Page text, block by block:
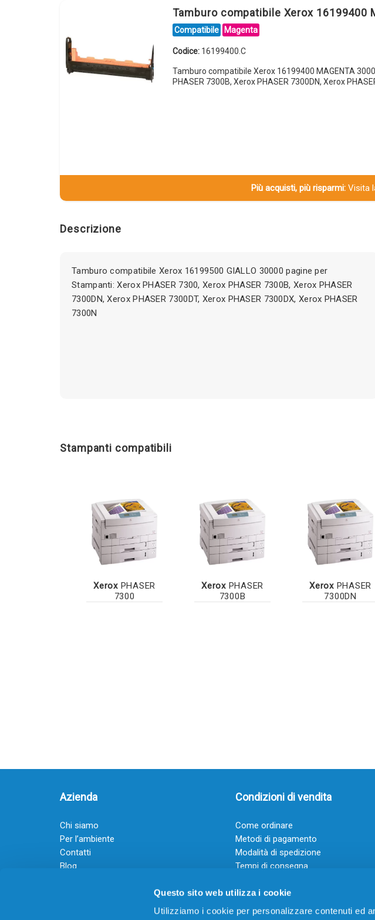
Questo sito web utilizza i cookie
Utilizziamo i cookie per personalizzare contenuti ed
Tamburo compatibile Xerox 16199400
Compatibile Magenta
Codice: 16199400.C
Tamburo compatibile Xerox 16199400 MAGENTA
PHASER 7300B, Xerox PHASER 7300DN, Xerox
Più acquisti, più risparmi:Visita
Descrizione
Tamburo compatibile Xerox 16199500 GIALLO 30000 pagine per
Stampanti: Xerox PHASER 7300, Xerox PHASER 7300B, Xerox PHASER
7300DN, Xerox PHASER 7300DT, Xerox PHASER 7300DX, Xerox PHASER
7300N
Stampanti compatibili
XeroxPHASER
7300
XeroxPHASER
7300B
XeroxPHASER
7300DN
Azienda
Chi siamo
Per l’ambiente
Contatti
Blog
Guadagna con il Dropship
Condizioni di vendita
Come ordinare
Metodi di pagamento
Modalità di spedizione
Tempi di consegna